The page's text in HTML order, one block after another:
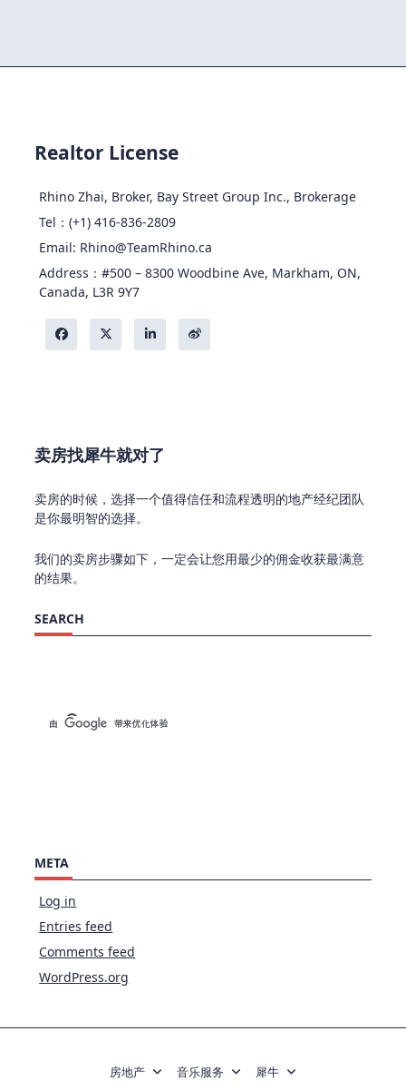
Realtor License
Rhino Zhai, Broker, Bay Street Group Inc., Brokerage
Tel：(+1) 416-836-2809
Email: Rhino@TeamRhino.ca
Address：#500 – 8300 Woodbine Ave, Markham, ON,
Canada, L3R 9Y7
卖房找犀牛就对了
卖房的时候，选择一个值得信任和流程透明的地产经纪团队
是你最明智的选择。
我们的卖房步骤如下，一定会让您用最少的佣金收获最满意
的结果。
SEARCH
META
Log in
Entries feed
Comments feed
WordPress.org
房地产 音乐服务 犀牛